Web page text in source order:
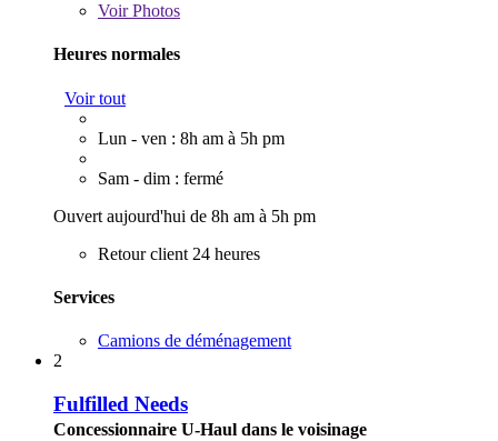
VoirPhotos
Heures normales
Voir tout
Lun - ven : 8h am à 5h pm
Sam - dim : fermé
Ouvert aujourd'hui de 8h am à 5h pm
Retour client 24 heures
Services
Camions de déménagement
2
Fulfilled Needs
Concessionnaire U-Haul dans le voisinage